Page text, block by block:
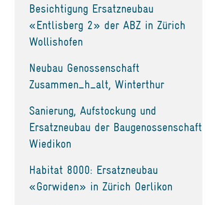
Besichtigung Ersatzneubau
«Entlisberg 2» der ABZ in Zürich
Wollishofen
Neubau Genossenschaft
Zusammen_h_alt, Winterthur
Sanierung, Aufstockung und
Ersatzneubau der Baugenossenschaft
Wiedikon
Habitat 8000: Ersatzneubau
«Gorwiden» in Zürich Oerlikon